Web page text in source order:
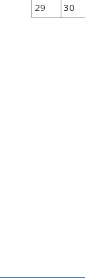
29
30